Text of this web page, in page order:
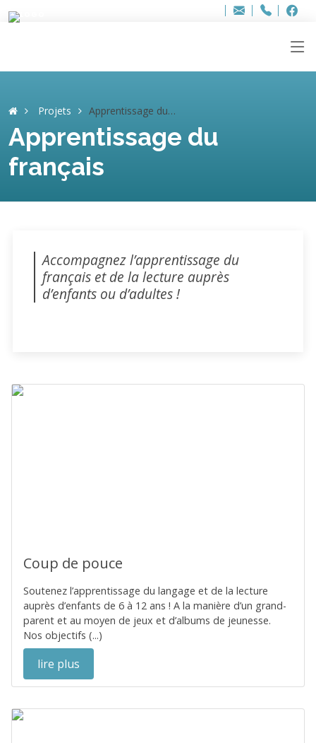
Adresse
info..hâthe..
Tel.
Tel.
Projets Apprentissage du français
Apprentissage du
français
Accompagnez l’apprentissage du
français et de la lecture auprès
d’enfants ou d’adultes !
Coup de pouce
Soutenez l’apprentissage du langage et de la lecture
auprès d’enfants de 6 à 12 ans ! A la manière d’un grand-
parent et au moyen de jeux et d’albums de jeunesse.
Nos objectifs (...)
lire plus